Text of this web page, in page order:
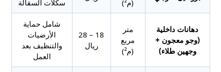
(م²) سكلات السقالة
دهانات داخلية
(وجو معجون +
وجهين طلاء)
متر
مربع
(م²)
18 – 28
ريال
شامل حماية
الأرضيات
والتنظيف بعد
العمل